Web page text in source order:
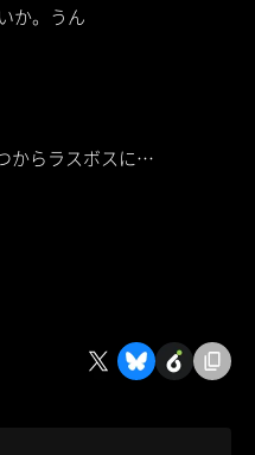
か。うん
からラスボスに…